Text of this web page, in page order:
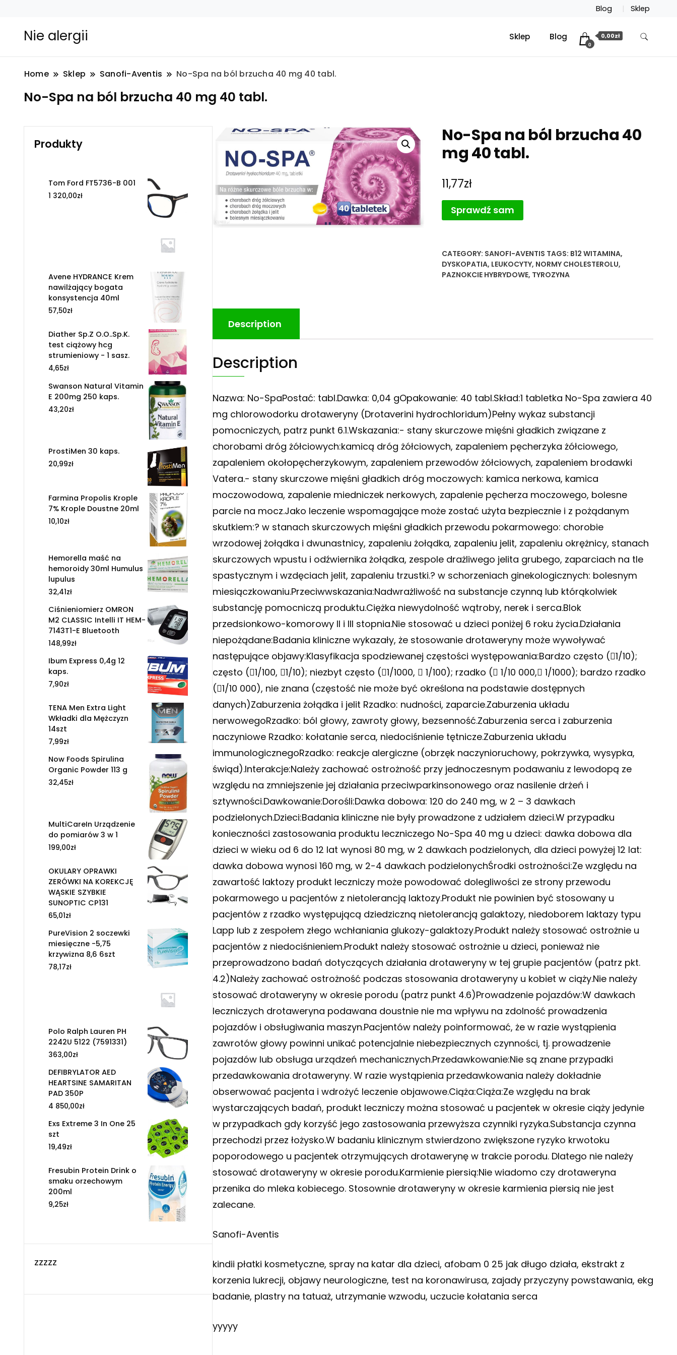
Blog Sklep
Nie alergii Sklep Blog
0
0,00zł
Home Sklep Sanofi-Aventis No-Spa na ból brzucha 40 mg 40 tabl.
No-Spa na ból brzucha 40 mg 40 tabl.
No-Spa na ból brzucha 40
mg 40 tabl.
11,77zł
Sprawdź sam
CATEGORY: SANOFI-AVENTIS TAGS: B12 WITAMINA,
DYSKOPATIA, LEUKOCYTY, NORMY CHOLESTEROLU,
PAZNOKCIE HYBRYDOWE, TYROZYNA
Description
Description
Nazwa: No-SpaPostać: tabl.Dawka: 0,04 gOpakowanie: 40 tabl.Skład:1 tabletka No-Spa zawiera 40
mg chlorowodorku drotaweryny (Drotaverini hydrochloridum)Pełny wykaz substancji
pomocniczych, patrz punkt 6.1.Wskazania:- stany skurczowe mięśni gładkich związane z
chorobami dróg żółciowych:kamicą dróg żółciowych, zapaleniem pęcherzyka żółciowego,
zapaleniem okołopęcherzykowym, zapaleniem przewodów żółciowych, zapaleniem brodawki
Vatera.- stany skurczowe mięśni gładkich dróg moczowych: kamica nerkowa, kamica
moczowodowa, zapalenie miedniczek nerkowych, zapalenie pęcherza moczowego, bolesne
parcie na mocz.Jako leczenie wspomagające może zostać użyta bezpiecznie i z pożądanym
skutkiem:? w stanach skurczowych mięśni gładkich przewodu pokarmowego: chorobie
wrzodowej żołądka i dwunastnicy, zapaleniu żołądka, zapaleniu jelit, zapaleniu okrężnicy, stanach
skurczowych wpustu i odźwiernika żołądka, zespole drażliwego jelita grubego, zaparciach na tle
spastycznym i wzdęciach jelit, zapaleniu trzustki.? w schorzeniach ginekologicznych: bolesnym
miesiączkowaniu.Przeciwwskazania:Nadwrażliwość na substancje czynną lub którąkolwiek
substancję pomocniczą produktu.Ciężka niewydolność wątroby, nerek i serca.Blok
przedsionkowo-komorowy II i III stopnia.Nie stosować u dzieci poniżej 6 roku życia.Działania
niepożądane:Badania kliniczne wykazały, że stosowanie drotaweryny może wywoływać
następujące objawy:Klasyfikacja spodziewanej częstości występowania:Bardzo często (1/10);
często (1/100, 1/10); niezbyt często (1/1000,  1/100); rzadko ( 1/10 000, 1/1000); bardzo rzadko
(1/10 000), nie znana (częstość nie może być określona na podstawie dostępnych
danych)Zaburzenia żołądka i jelit Rzadko: nudności, zaparcie.Zaburzenia układu
nerwowegoRzadko: ból głowy, zawroty głowy, bezsenność.Zaburzenia serca i zaburzenia
naczyniowe Rzadko: kołatanie serca, niedociśnienie tętnicze.Zaburzenia układu
immunologicznegoRzadko: reakcje alergiczne (obrzęk naczynioruchowy, pokrzywka, wysypka,
świąd).Interakcje:Należy zachować ostrożność przy jednoczesnym podawaniu z lewodopą ze
względu na zmniejszenie jej działania przeciwparkinsonowego oraz nasilenie drżeń i
sztywności.Dawkowanie:Dorośli:Dawka dobowa: 120 do 240 mg, w 2 – 3 dawkach
podzielonych.Dzieci:Badania kliniczne nie były prowadzone z udziałem dzieci.W przypadku
konieczności zastosowania produktu leczniczego No-Spa 40 mg u dzieci: dawka dobowa dla
dzieci w wieku od 6 do 12 lat wynosi 80 mg, w 2 dawkach podzielonych, dla dzieci powyżej 12 lat:
dawka dobowa wynosi 160 mg, w 2-4 dawkach podzielonychŚrodki ostrożności:Ze względu na
zawartość laktozy produkt leczniczy może powodować dolegliwości ze strony przewodu
pokarmowego u pacjentów z nietolerancją laktozy.Produkt nie powinien być stosowany u
pacjentów z rzadko występującą dziedziczną nietolerancją galaktozy, niedoborem laktazy typu
Lapp lub z zespołem złego wchłaniania glukozy-galaktozy.Produkt należy stosować ostrożnie u
pacjentów z niedociśnieniem.Produkt należy stosować ostrożnie u dzieci, ponieważ nie
przeprowadzono badań dotyczących działania drotaweryny w tej grupie pacjentów (patrz pkt.
4.2)Należy zachować ostrożność podczas stosowania drotaweryny u kobiet w ciąży.Nie należy
stosować drotaweryny w okresie porodu (patrz punkt 4.6)Prowadzenie pojazdów:W dawkach
leczniczych drotaweryna podawana doustnie nie ma wpływu na zdolność prowadzenia
pojazdów i obsługiwania maszyn.Pacjentów należy poinformować, że w razie wystąpienia
zawrotów głowy powinni unikać potencjalnie niebezpiecznych czynności, tj. prowadzenie
pojazdów lub obsługa urządzeń mechanicznych.Przedawkowanie:Nie są znane przypadki
przedawkowania drotaweryny. W razie wystąpienia przedawkowania należy dokładnie
obserwować pacjenta i wdrożyć leczenie objawowe.Ciąża:Ciąża:Ze względu na brak
wystarczających badań, produkt leczniczy można stosować u pacjentek w okresie ciąży jedynie
w przypadkach gdy korzyść jego zastosowania przewyższa czynniki ryzyka.Substancja czynna
przechodzi przez łożysko.W badaniu klinicznym stwierdzono zwiększone ryzyko krwotoku
poporodowego u pacjentek otrzymujących drotawerynę w trakcie porodu. Dlatego nie należy
stosować drotaweryny w okresie porodu.Karmienie piersią:Nie wiadomo czy drotaweryna
przenika do mleka kobiecego. Stosownie drotaweryny w okresie karmienia piersią nie jest
zalecane.
Sanofi-Aventis
kindii płatki kosmetyczne, spray na katar dla dzieci, afobam 0 25 jak długo działa, ekstrakt z
korzenia lukrecji, objawy neurologiczne, test na koronawirusa, zajady przyczyny powstawania, ekg
badanie, plastry na tatuaż, utrzymanie wzwodu, uczucie kołatania serca
yyyyy
Produkty
Tom Ford FT5736-B 001
1 320,00zł
Avene HYDRANCE Krem
nawilżający bogata
konsystencja 40ml
57,50zł
Diather Sp.Z O.O..Sp.K.
test ciążowy hcg
strumieniowy - 1 sasz.
4,65zł
Swanson Natural Vitamin
E 200mg 250 kaps.
43,20zł
ProstiMen 30 kaps.
20,99zł
Farmina Propolis Krople
7% Krople Doustne 20ml
10,10zł
Hemorella maść na
hemoroidy 30ml Humulus
lupulus
32,41zł
Ciśnieniomierz OMRON
M2 CLASSIC Intelli IT HEM-
7143T1-E Bluetooth
148,99zł
Ibum Express 0,4g 12
kaps.
7,90zł
TENA Men Extra Light
Wkładki dla Mężczyzn
14szt
7,99zł
Now Foods Spirulina
Organic Powder 113 g
32,45zł
MultiCareIn Urządzenie
do pomiarów 3 w 1
199,00zł
OKULARY OPRAWKI
ZERÓWKI NA KOREKCJĘ
WĄSKIE SZYBKIE
SUNOPTIC CP131
65,01zł
PureVision 2 soczewki
miesięczne -5,75
krzywizna 8,6 6szt
78,17zł
Polo Ralph Lauren PH
2242U 5122 (7591331)
363,00zł
DEFIBRYLATOR AED
HEARTSINE SAMARITAN
PAD 350P
4 850,00zł
Exs Extreme 3 In One 25
szt
19,49zł
Fresubin Protein Drink o
smaku orzechowym
200ml
9,25zł
zzzzz